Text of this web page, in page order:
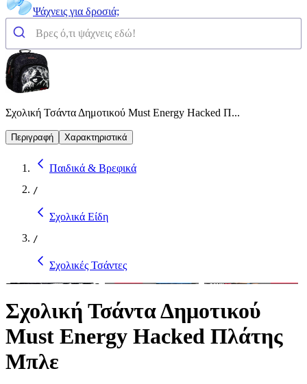
Ψάχνεις για δροσιά;
Σχολική Τσάντα Δημοτικού Must Energy Hacked Π...
Περιγραφή Χαρακτηριστικά
Παιδικά & Βρεφικά
/
Σχολικά Είδη
/
Σχολικές Τσάντες
Σχολική Τσάντα Δημοτικού
Must Energy Hacked Πλάτης
Μπλε